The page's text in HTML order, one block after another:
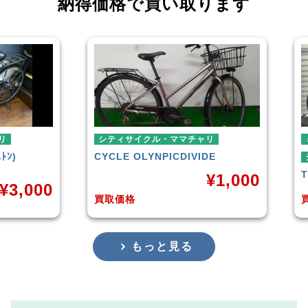
シティサイクル・ママチャリ
CYCLE OLYNPICDIVIDE
買取価格
1,000
ミニ
シテ
TERN
買取
もっと見る